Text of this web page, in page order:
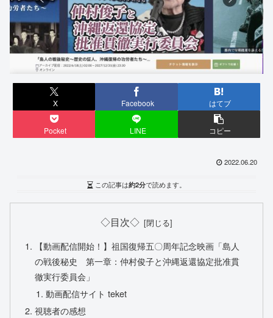
X Facebook はてブ
Pocket LINE コピー
2022.06.20
この記事は約2分で読めます。
◇目次◇
【動画配信開始！】祖国復帰五〇周年記念映画「島人
の戦後秘史 第一章：仲村俊子と沖縄返還協定批准貫
徹実行委員会」
動画配信サイト teket
視聴者の感想